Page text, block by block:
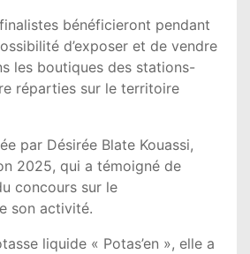
bénéficieront pendant
d’exposer et de vendre
les boutiques des stations-
réparties sur le territoire
par Désirée Blate Kouassi,
2025, qui a témoigné de
concours sur le
son activité.
liquide « Potas’en », elle a